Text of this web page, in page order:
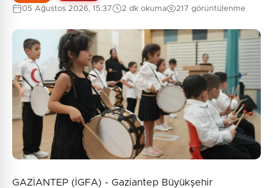
05 Ağustos 2026, 15:37 2 dk okuma 217 görüntülenme
GAZİANTEP (İGFA) - Gaziantep Büyükşehir